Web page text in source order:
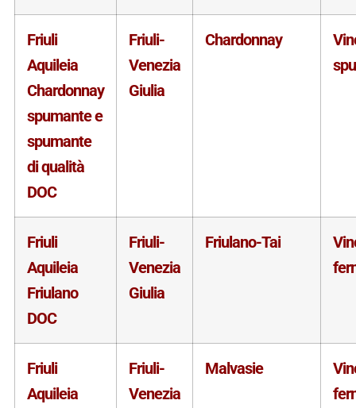
Friuli
Aquileia
Chardonnay
spumante e
spumante
di qualità
DOC
Friuli-
Venezia
Giulia
Chardonnay
Friuli
Aquileia
Friulano
DOC
Friuli-
Venezia
Giulia
Friulano-Tai
Friuli
Aquileia
Friuli-
Venezia
Malvasie